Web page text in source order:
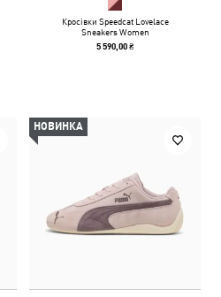
Кросівки Speedcat Lovelace
Sneakers Women
5 590,00 ₴
НОВИНКА